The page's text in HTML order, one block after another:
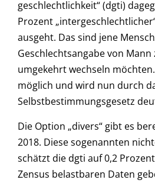
geschlechtlichkeit“ (dgti)
Prozent
ausgeht. Das sind jene
Geschlechtsangabe von
umgekehrt wechseln
möglich und wird nun durch
Selbstbestimmungsgesetz
Die Option „divers“ gibt es
2018. Diese sogenannten
schätzt die dgti auf 0,2
Zensus belastbaren Daten